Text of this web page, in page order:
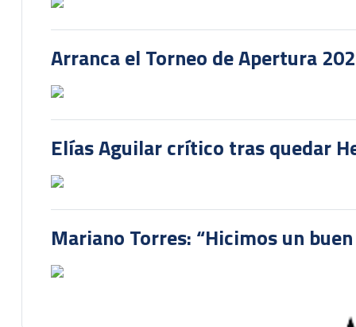
Arranca el Torneo de Apertura
Elías Aguilar crítico tras quedar
Mariano Torres: “Hicimos un